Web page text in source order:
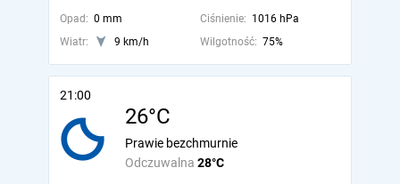
Opad: 0 mm Ciśnienie: 1016 hPa
Wiatr:
9 km/h Wilgotność: 75%
21:00
26°C
Odczuwalna 28°C
Prawie bezchmurnie